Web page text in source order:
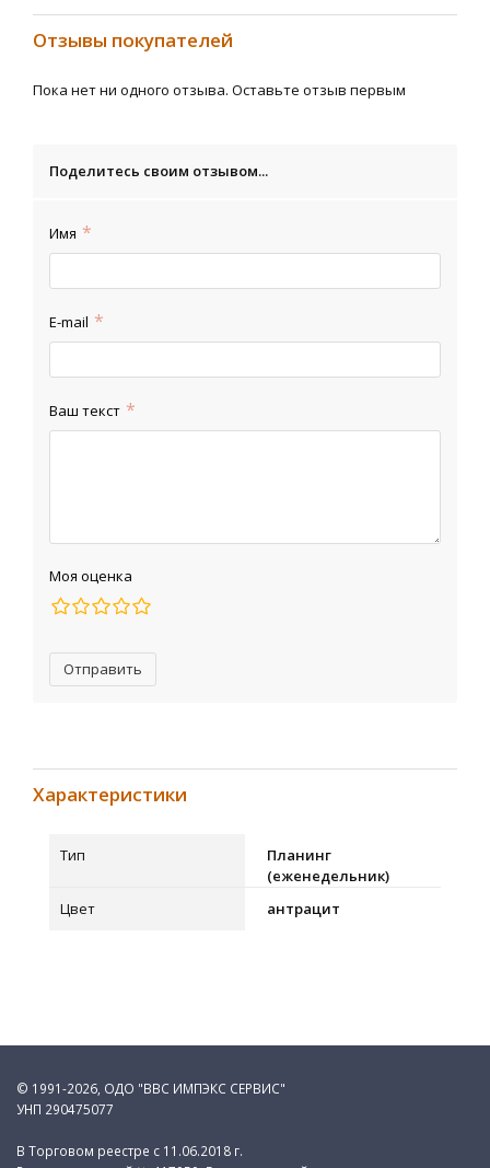
Отзывы покупателей
Пока нет ни одного отзыва. Оставьте отзыв первым
Поделитесь своим отзывом...
Имя
E-mail
Ваш текст
Моя оценка
Отправить
Характеристики
Тип
Планинг
(еженедельник)
Цвет
антрацит
© 1991-2026, ОДО "ВВС ИМПЭКС СЕРВИС"
УНП 290475077
В Торговом реестре с 11.06.2018 г.